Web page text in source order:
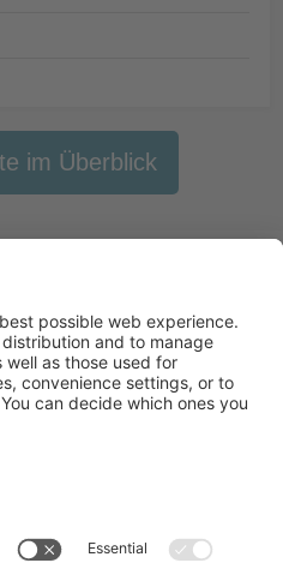
im Überblick